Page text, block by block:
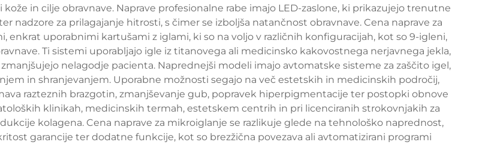
in cilje obravnave. Naprave profesionalne rabe imajo LED-zaslone, ki prikazujejo trenutne
nadzore za prilagajanje hitrosti, s čimer se izboljša natančnost obravnave. Cena naprave za
enkrat uporabnimi kartušami z iglami, ki so na voljo v različnih konfiguracijah, kot so 9-igleni,
Ti sistemi uporabljajo igle iz titanovega ali medicinsko kakovostnega nerjavnega jekla,
nelagodje pacienta. Naprednejši modeli imajo avtomatske sisteme za zaščito igel,
in shranjevanjem. Uporabne možnosti segajo na več estetskih in medicinskih področij,
razteznih brazgotin, zmanjševanje gub, popravek hiperpigmentacije ter postopki obnove
klinikah, medicinskih termah, estetskem centrih in pri licenciranih strokovnjakih za
kolagena. Cena naprave za mikroiglanje se razlikuje glede na tehnološko naprednost,
garancije ter dodatne funkcije, kot so brezžična povezava ali avtomatizirani programi